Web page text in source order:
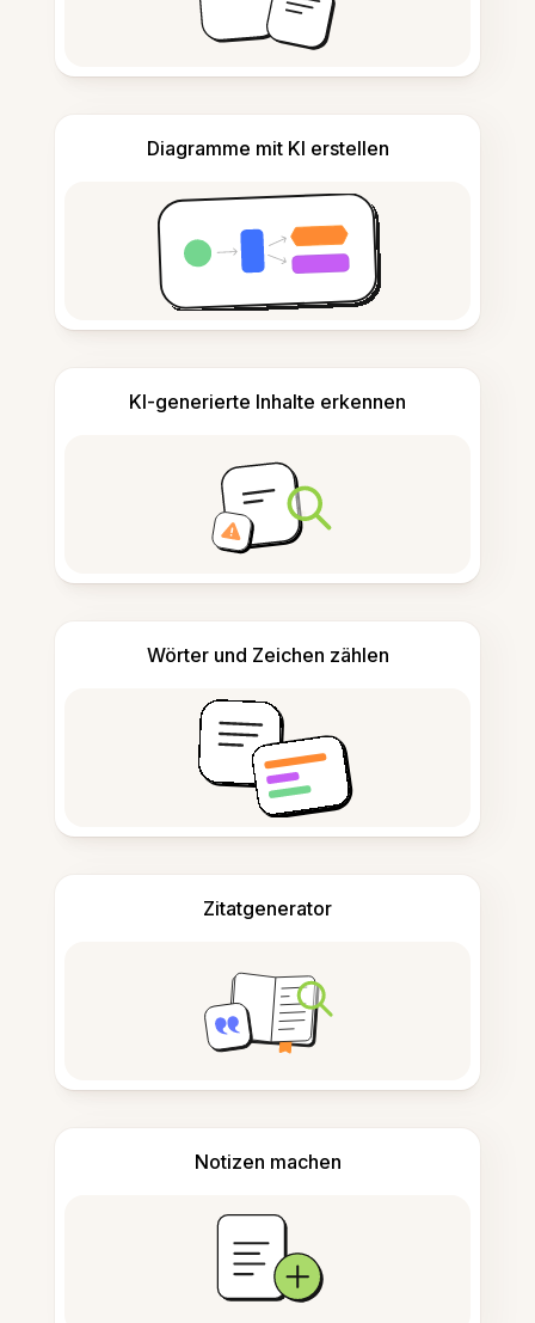
Diagramme mit KI erstellen
KI-generierte Inhalte erkennen
Wörter und Zeichen zählen
Zitatgenerator
Notizen machen